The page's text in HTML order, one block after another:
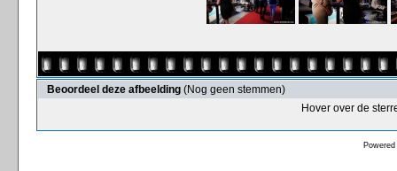
Beoordeel deze afbeelding (Nog geen stemmen)
Hover over de